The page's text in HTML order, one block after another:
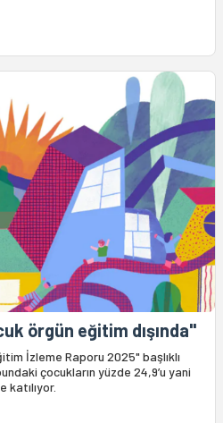
örgün eğitim dışında"
İzleme Raporu 2025" başlıklı
çocukların yüzde 24,9’u yani